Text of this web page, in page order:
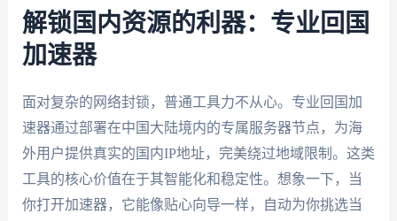
解锁国内资源的利器：专业回国
加速器
面对复杂的网络封锁，普通工具力不从心。专业回国加
速器通过部署在中国大陆境内的专属服务器节点，为海
外用户提供真实的国内IP地址，完美绕过地域限制。这类
工具的核心价值在于其智能化和稳定性。想象一下，当
你打开加速器，它能像贴心向导一样，自动为你挑选当